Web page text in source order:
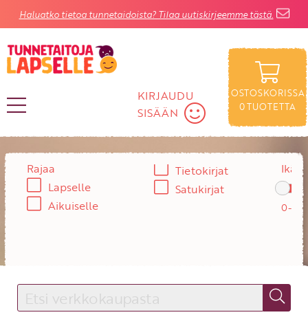
Haluatko tietoa tunnetaidoista? Tilaa uutiskirjeemme tästä.
KIRJAUDU
SISÄÄN
OSTOSKORISSA
0TUOTETTA
KIRJAUDU SISÄÄN
Käyttäjätunnus
Unohtuiko salasana?
Rajaa
Lapselle
Aikuiselle
Tietokirjat
Satukirjat
Ikä: